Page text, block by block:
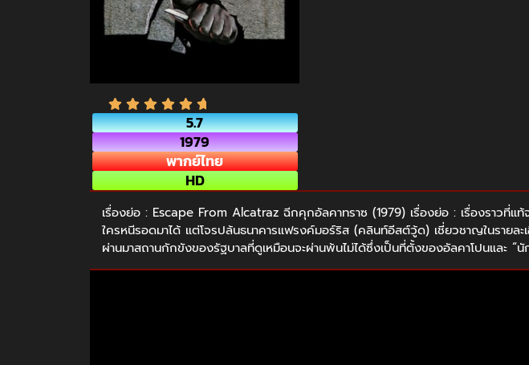
5.7
1979
พากย์ไทย
HD
เรื่องย่อ : Escape From Alcatraz ฉีกคุกอัลคาทราซ (1979) เรื่องย่อ : เรื่องราวที่แ
ใครหนีรอดมาได้ แต่โจรปล้นธนาคารแฟรงค์มอร์ริส (คลินท์อีสต์วู้ด) เชี่ยวชาญในรายล
ผ่านมาสถานกักขังของรัฐบาลที่ดูเหมือนจะผ่านพ้นไม่ได้ซึ่งเป็นที่ตั้งของอัลคาโปนและ “